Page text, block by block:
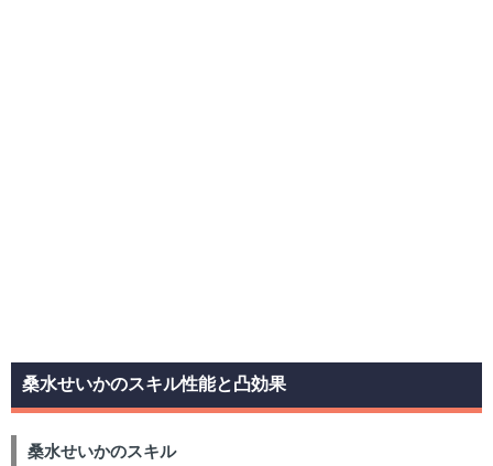
桑水せいかのスキル性能と凸効果
桑水せいかのスキル